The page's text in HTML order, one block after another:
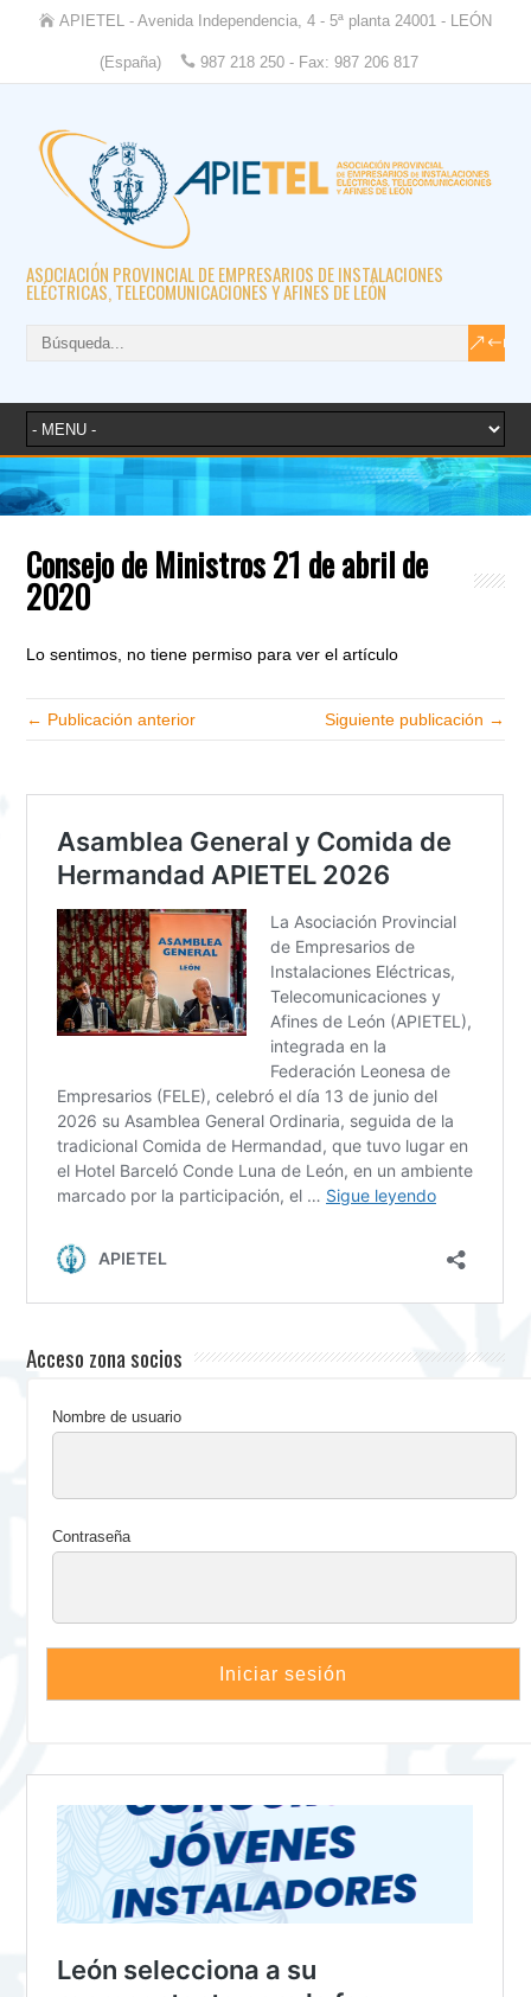
APIETEL - Avenida Independencia, 4 - 5ª planta 24001 - LEÓN
(España) 987 218 250 - Fax: 987 206 817
ASOCIACIÓN PROVINCIAL DE EMPRESARIOS DE INSTALACIONES
ELÉCTRICAS, TELECOMUNICACIONES Y AFINES DE LEÓN
Consejo de Ministros 21 de abril de
2020
Lo sentimos, no tiene permiso para ver el artículo
← Publicación anterior Siguiente publicación →
Acceso zona socios
Nombre de usuario
Contraseña